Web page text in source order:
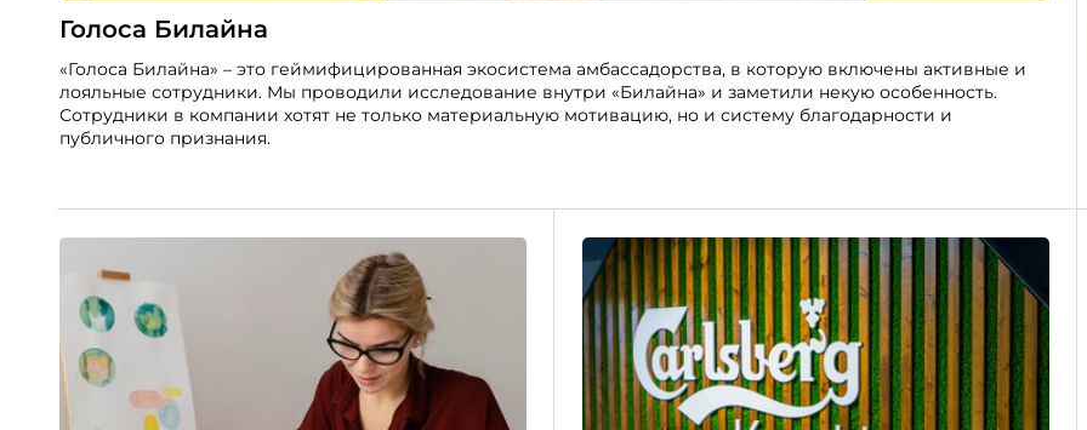
Голоса Билайна
«Голоса Билайна» – это геймифицированная экосистема амбассадорства, в которую включены активные и
лояльные сотрудники. Мы проводили исследование внутри «Билайна» и заметили некую особенность.
Сотрудники в компании хотят не только материальную мотивацию, но и систему благодарности и
публичного признания.